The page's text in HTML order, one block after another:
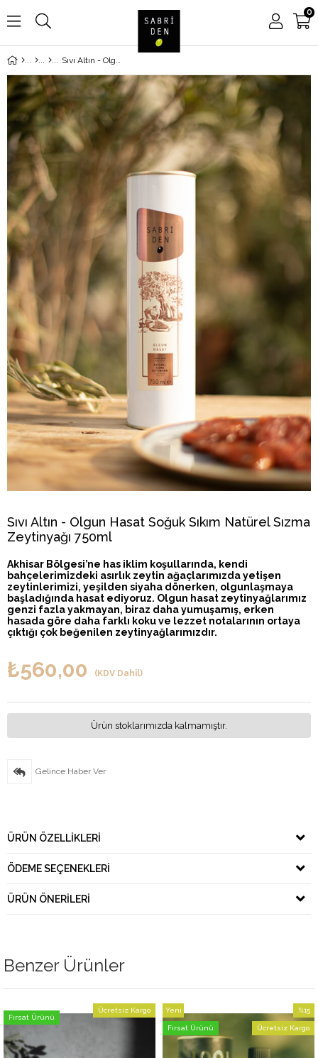
0
Sıvı Altın - Olgun Hasat Soğuk Sıkım Natürel Sızma Zeytinyağı 750ml
Sıvı Altın - Olgun Hasat Soğuk Sıkım Natürel Sızma
Zeytinyağı 750ml
Akhisar Bölgesi’ne has iklim koşullarında, kendi
bahçelerimizdeki asırlık zeytin ağaçlarımızda yetişen
zeytinlerimizi, yeşilden siyaha dönerken, olgunlaşmaya
başladığında hasat ediyoruz. Olgun hasat zeytinyağlarımız
genzi fazla yakmayan, biraz daha yumuşamış, erken
hasada göre daha farklı koku ve lezzet notalarının ortaya
çıktığı çok beğenilen zeytinyağlarımızdır.
₺560,00 (KDV Dahil)
Ürün stoklarımızda kalmamıştır.
Gelince Haber Ver
ÜRÜN ÖZELLIKLERI
ÖDEME SEÇENEKLERI
ÜRÜN ÖNERILERI
Benzer Ürünler
Ücretsiz Kargo
Fırsat Ürünü
%15
İndirim
Ücretsiz Kargo
Yeni
Ürün
Fırsat Ürünü